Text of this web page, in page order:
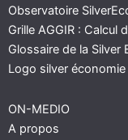
Observatoire
Grille AGGIR : Calcul
Glossaire de la Silver
Logo silver économie
ON-MEDIO
A propos